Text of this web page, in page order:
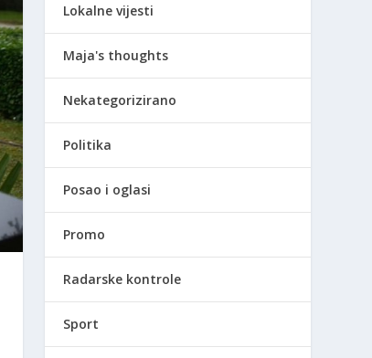
Lokalne vijesti
Maja's thoughts
Nekategorizirano
Politika
Posao i oglasi
Promo
Radarske kontrole
Sport